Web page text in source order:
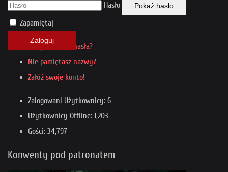
Hasło
Pokaż hasło
Zapamiętaj
Zaloguj
Nie pamiętasz hasła?
Nie pamiętasz nazwy?
Załóż swoje konto!
Zalogowani Użytkownicy: 6
Użytkownicy Offline: 1,203
Gości: 34,797
Konwenty pod patronatem